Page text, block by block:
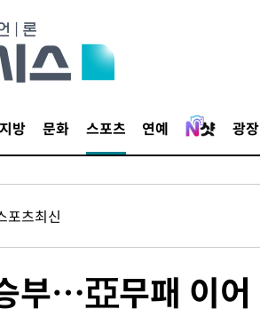
지방 문화 스포츠 연예 광장
포츠최신
부…亞무패 이어